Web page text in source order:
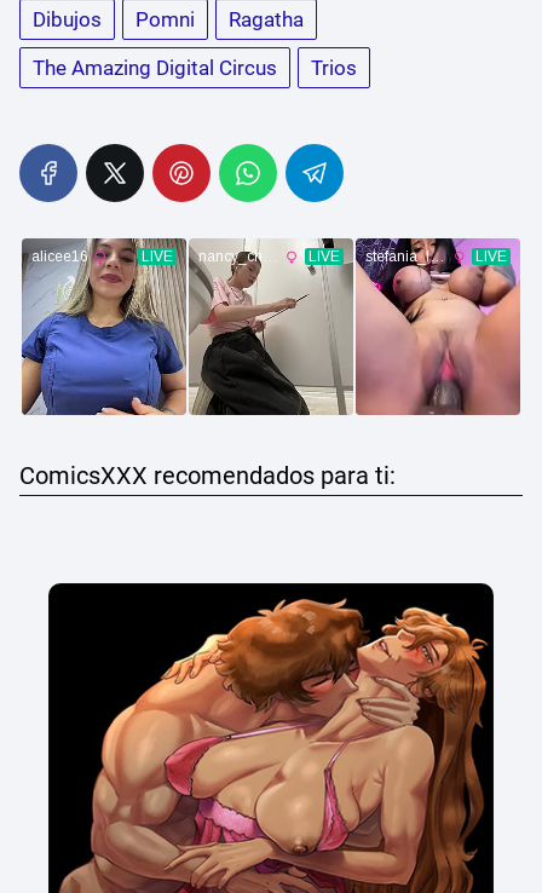
Dibujos Pomni
Ragatha
The Amazing Digital Circus
Trios
ComicsXXX recomendados para ti: